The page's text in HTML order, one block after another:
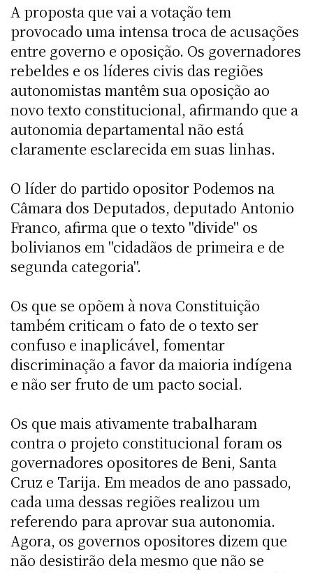
A proposta que vai a votação tem
provocado uma intensa troca de acusações
entre governo e oposição. Os governadores
rebeldes e os líderes civis das regiões
autonomistas mantêm sua oposição ao
novo texto constitucional, afirmando que a
autonomia departamental não está
claramente esclarecida em suas linhas.
O líder do partido opositor Podemos na
Câmara dos Deputados, deputado Antonio
Franco, afirma que o texto "divide" os
bolivianos em "cidadãos de primeira e de
segunda categoria".
Os que se opõem à nova Constituição
também criticam o fato de o texto ser
confuso e inaplicável, fomentar
discriminação a favor da maioria indígena
e não ser fruto de um pacto social.
Os que mais ativamente trabalharam
contra o projeto constitucional foram os
governadores opositores de Beni, Santa
Cruz e Tarija. Em meados de ano passado,
cada uma dessas regiões realizou um
referendo para aprovar sua autonomia.
Agora, os governos opositores dizem que
não desistirão dela mesmo que não se